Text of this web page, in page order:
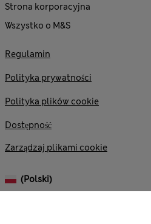
Strona korporacyjna
Wszystko o M&S
Regulamin
Polityka prywatności
Polityka plików cookie
Dostępność
Zarządzaj plikami cookie
(polski)